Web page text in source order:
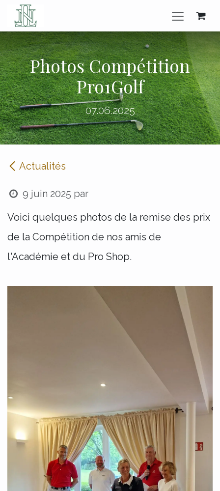
Se rendre au contenu
Photos Compétition
Pro1Golf
07.06.2025
Actualités
9 juin 2025 par
Voici quelques photos de la remise des prix
de la Compétition de nos amis de
l'Académie et du Pro Shop.